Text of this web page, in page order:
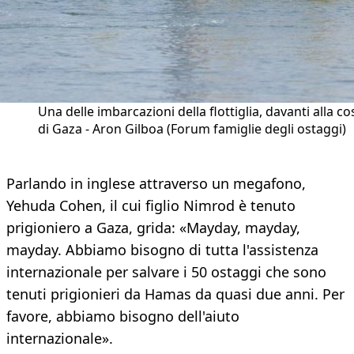
Una delle imbarcazioni della flottiglia, davanti alla
di Gaza - Aron Gilboa (Forum famiglie degli ostaggi)
Parlando in inglese attraverso un megafono,
Yehuda Cohen, il cui figlio Nimrod è tenuto
prigioniero a Gaza, grida: «Mayday, mayday,
mayday. Abbiamo bisogno di tutta l'assistenza
internazionale per salvare i 50 ostaggi che sono
tenuti prigionieri da Hamas da quasi due anni. Per
favore, abbiamo bisogno dell'aiuto
internazionale».